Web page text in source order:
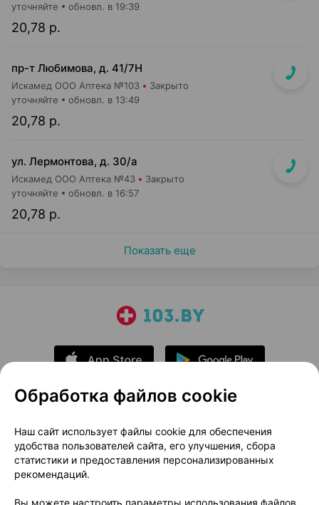
20,78 р.
уточняйте обновл. в 19:39
пр-т Любимова, д. 41/7Н
Искамед ООО Аптека №103 Закрыто
20,78 р.
уточняйте обновл. в 13:49
ул. Лермонтова, д. 30/а
Искамед ООО Аптека №43 Закрыто
20,78 р.
уточняйте обновл. в 16:57
Показать еще
О проекте
Новости проекта
Размещение рекламы
Медицинский маркетинг
Публичный договор
Доставка
Обработка файлов cookie
Наш сайт использует файлы cookie для обеспечения
удобства пользователей сайта, его улучшения, сбора
статистики и предоставления персонализированных
рекомендаций.
Вы можете настроить параметры использования файлов